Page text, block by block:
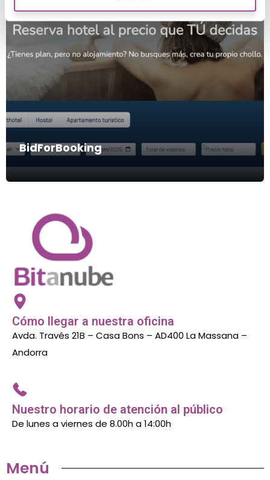
BidForBooking
Cómo llegar a nuestra oficina
Avda. Través 21B – Casa Bons – AD400 La Massana –
Andorra
Nuestro horario de atención al público
De lunes a viernes de 8.00h a 14:00h
Menú